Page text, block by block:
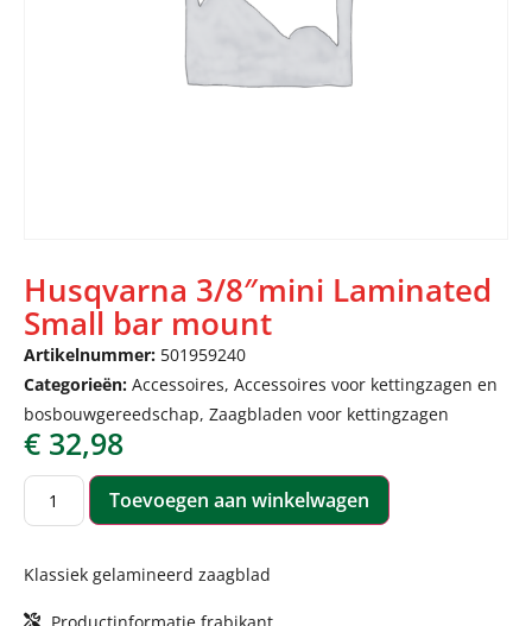
Husqvarna 3/8″mini Laminated
Small bar mount
Artikelnummer: 501959240
Categorieën: Accessoires, Accessoires voor kettingzagen en
bosbouwgereedschap, Zaagbladen voor kettingzagen
€ 32,98
Toevoegen aan winkelwagen
Klassiek gelamineerd zaagblad